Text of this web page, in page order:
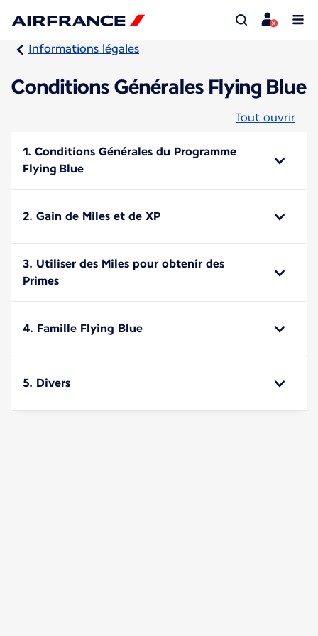
Informations légales
Conditions Générales Flying Blue
Tout ouvrir
1. Conditions Générales du Programme
Flying Blue
2. Gain de Miles et de XP
3. Utiliser des Miles pour obtenir des
Primes
4. Famille Flying Blue
5. Divers